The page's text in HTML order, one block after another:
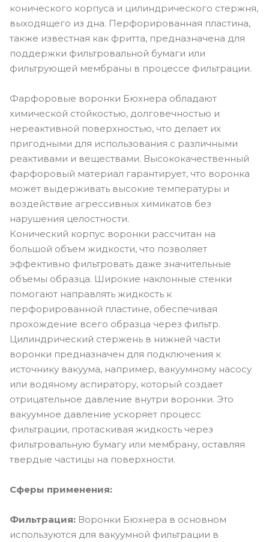
конического корпуса и цилиндрического стержня,
выходящего из дна. Перфорированная пластина,
также известная как фритта, предназначена для
поддержки фильтровальной бумаги или
фильтрующей мембраны в процессе фильтрации.
Фарфоровые воронки Бюхнера обладают
химической стойкостью, долговечностью и
нереактивной поверхностью, что делает их
пригодными для использования с различными
реактивами и веществами. Высококачественный
фарфоровый материал гарантирует, что воронка
может выдерживать высокие температуры и
воздействие агрессивных химикатов без
нарушения целостности.
Конический корпус воронки рассчитан на
большой объем жидкости, что позволяет
эффективно фильтровать даже значительные
объемы образца. Широкие наклонные стенки
помогают направлять жидкость к
перфорированной пластине, обеспечивая
прохождение всего образца через фильтр.
Цилиндрический стержень в нижней части
воронки предназначен для подключения к
источнику вакуума, например, вакуумному насосу
или водяному аспиратору, который создает
отрицательное давление внутри воронки. Это
вакуумное давление ускоряет процесс
фильтрации, протаскивая жидкость через
фильтровальную бумагу или мембрану, оставляя
твердые частицы на поверхности.
Сферы применения:
Фильтрация: Воронки Бюхнера в основном
используются для вакуумной фильтрации в